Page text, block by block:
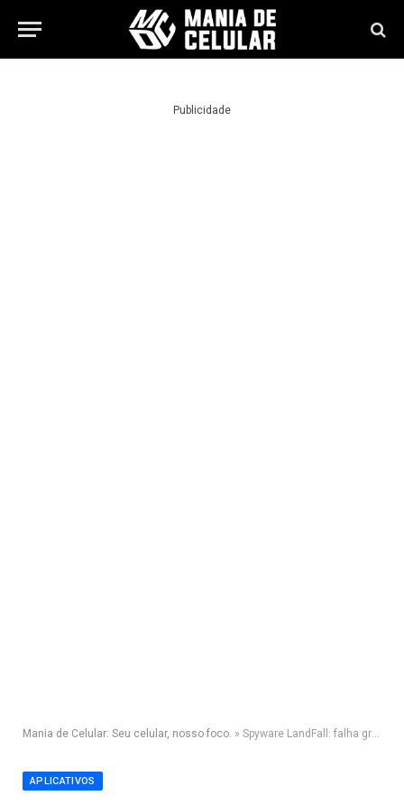
Publicidade
Mania de Celular: Seu celular, nosso foco. » Spyware LandFall: falha grave em celulares Samsung permite invasão silenciosa
APLICATIVOS